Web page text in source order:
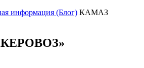
информация (Блог) КАМАЗ